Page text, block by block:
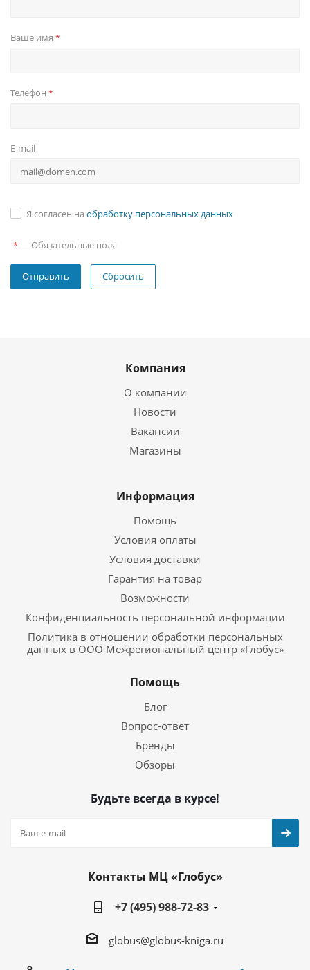
Ваше имя *
Телефон *
E-mail
Я согласен на обработку персональных данных
* — Обязательные поля
Сбросить
Компания
О компании
Новости
Вакансии
Магазины
Информация
Помощь
Условия оплаты
Условия доставки
Гарантия на товар
Возможности
Конфиденциальность персональной информации
Политика в отношении обработки персональных
данных в ООО Межрегиональный центр «Глобус»
Помощь
Блог
Вопрос-ответ
Бренды
Обзоры
Будьте всегда в курсе!
Контакты МЦ «Глобус»
+7 (495) 988-72-83
globus@globus-kniga.ru